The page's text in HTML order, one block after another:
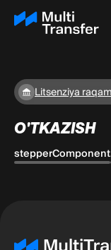
Litsenziya
O'TKAZISH